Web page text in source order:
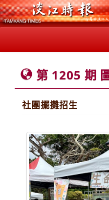
第 1205 期
社團擺攤招生